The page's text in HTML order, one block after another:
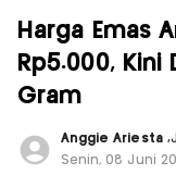
Harga Emas
Rp5.000, Kini
Gram
Anggie Ariesta ,
Senin, 08 Juni